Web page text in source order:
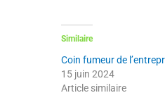
Similaire
Coin fumeur de
15 juin 2024
Article similaire